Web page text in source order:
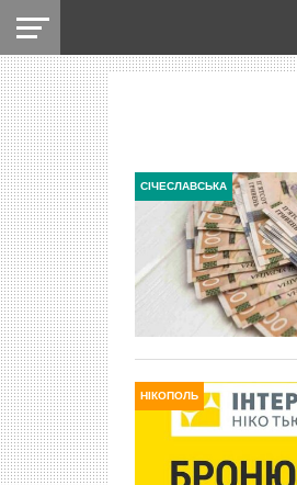
СІЧЕСЛАВСЬКА
НІКОПОЛЬ